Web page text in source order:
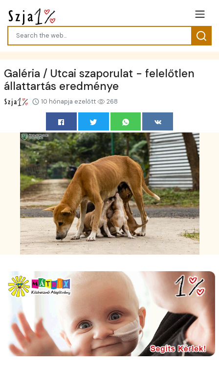
Galéria / Utcai szaporulat - felelőtlen
állattartás eredménye
10 hónapja ezelőtt 268